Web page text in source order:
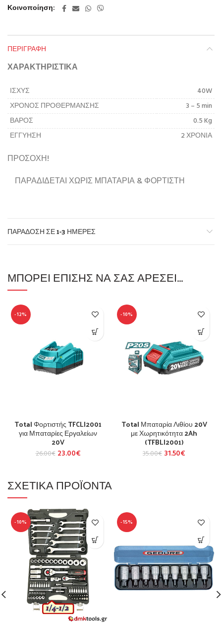
Κοινοποίηση
ΠΕΡΙΓΡΑΦΉ
ΧΑΡΑΚΤΗΡΙΣΤΙΚΑ
ΙΣΧΥΣ
40W
ΧΡΟΝΟΣ ΠΡΟΘΕΡΜΑΝΣΗΣ
3 – 5 min
ΒΑΡΟΣ
0.5 Kg
ΕΓΓΥΗΣΗ
2 ΧΡΟΝΙΑ
ΠΡΟΣΟΧΗ!
ΠΑΡΑΔΙΔΕΤΑΙ ΧΩΡΙΣ ΜΠΑΤΑΡΙΑ & ΦΟΡΤΙΣΤΗ
ΠΑΡΆΔΟΣΗ ΣΕ 1-3 ΗΜΈΡΕΣ
ΜΠΟΡΕΊ ΕΠΊΣΗΣ ΝΑ ΣΑΣ ΑΡΈΣΕΙ…
-12%
Total Φορτιστής TFCLI2001
για Μπαταρίες Εργαλείων
20V
26.00€ 23.00€
-10%
Total Μπαταρία Λιθίου 20V
με Χωρητικότητα 2Ah
(TFBLI2001)
35.00€ 31.50€
ΣΧΕΤΙΚΆ ΠΡΟΪΌΝΤΑ
-10% -15%